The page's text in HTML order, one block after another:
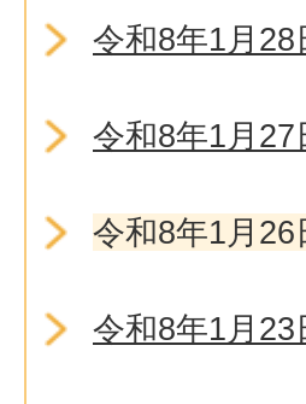
令和8年1月28
令和8年1月27
令和8年1月26
令和8年1月23